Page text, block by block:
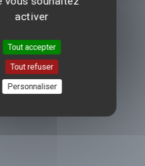
activer
Tout accepter
Tout refuser
Personnaliser